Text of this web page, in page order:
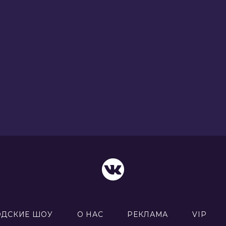
ШОУ О НАС РЕКЛАМА VIP